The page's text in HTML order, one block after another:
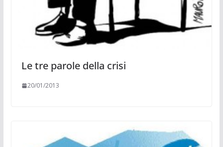
Le tre parole della crisi
20/01/2013